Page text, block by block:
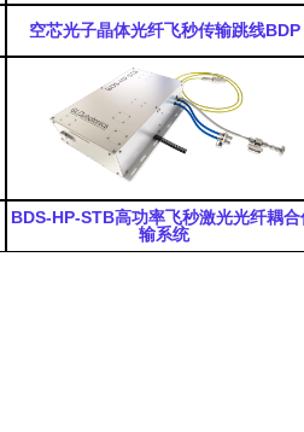
空芯光子晶体光纤飞秒传输跳线BDP
BDS-HP-STB高功率飞秒激光光纤耦合
输系统